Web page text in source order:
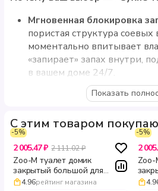
Мгновенная блокировка
пористая структура соевых
моментально впитывает
«запирает» запах внутри,
в вашем доме 24/7.
Супер-комкование:При
наполнитель образует
только использованную
содержимое упаковки.
Утилизация в унитаз:
мусором! Наполнитель
растворяется в воде.
Показать
С этим товаром
-5%
2 005.47 ₽ 2 111.02 ₽
Zoo-M туалет домик
закрытый большой для
кошек с дверцей
4.96рейтинг магазина
-5%
2
Zoo-